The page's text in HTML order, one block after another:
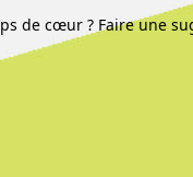
de cœur ? Faire une